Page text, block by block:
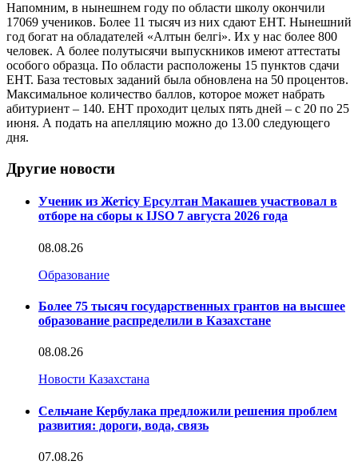
Напомним, в нынешнем году по области школу окончили
17069 учеников. Более 11 тысяч из них сдают ЕНТ. Нынешний
год богат на обладателей «Алтын белгі». Их у нас более 800
человек. А более полутысячи выпускников имеют аттестаты
особого образца. По области расположены 15 пунктов сдачи
ЕНТ. База тестовых заданий была обновлена на 50 процентов.
Максимальное количество баллов, которое может набрать
абитуриент – 140. ЕНТ проходит целых пять дней – с 20 по 25
июня. А подать на апелляцию можно до 13.00 следующего
дня.
Другие новости
Ученик из Жетісу Ерсултан Макашев участвовал в
отборе на сборы к IJSO 7 августа 2026 года
08.08.26
Образование
Более 75 тысяч государственных грантов на высшее
образование распределили в Казахстане
08.08.26
Новости Казахстана
Сельчане Кербулака предложили решения проблем
развития: дороги, вода, связь
07.08.26